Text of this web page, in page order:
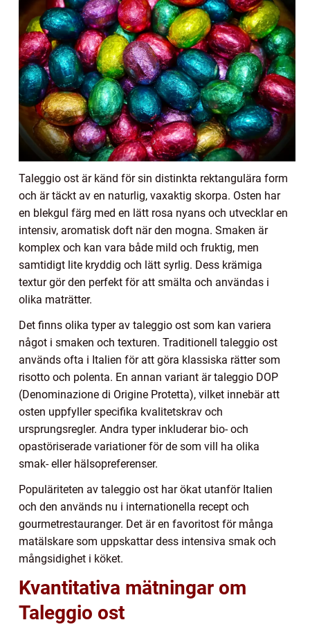
Taleggio ost är känd för sin distinkta rektangulära form
och är täckt av en naturlig, vaxaktig skorpa. Osten har
en blekgul färg med en lätt rosa nyans och utvecklar en
intensiv, aromatisk doft när den mogna. Smaken är
komplex och kan vara både mild och fruktig, men
samtidigt lite kryddig och lätt syrlig. Dess krämiga
textur gör den perfekt för att smälta och användas i
olika maträtter.
Det finns olika typer av taleggio ost som kan variera
något i smaken och texturen. Traditionell taleggio ost
används ofta i Italien för att göra klassiska rätter som
risotto och polenta. En annan variant är taleggio DOP
(Denominazione di Origine Protetta), vilket innebär att
osten uppfyller specifika kvalitetskrav och
ursprungsregler. Andra typer inkluderar bio- och
opastöriserade variationer för de som vill ha olika
smak- eller hälsopreferenser.
Populäriteten av taleggio ost har ökat utanför Italien
och den används nu i internationella recept och
gourmetrestauranger. Det är en favoritost för många
matälskare som uppskattar dess intensiva smak och
mångsidighet i köket.
Kvantitativa mätningar om
Taleggio ost